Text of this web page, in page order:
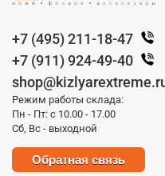
+7 (495) 211-18-47
+7 (911) 924-49-40
Режим работы склада:
Пн - Пт: с 10.00 - 17.00
Сб, Вс - выходной
Обратная связь